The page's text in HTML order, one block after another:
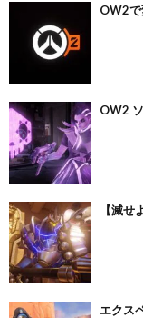
OW2で
OW2
【滅
エクス